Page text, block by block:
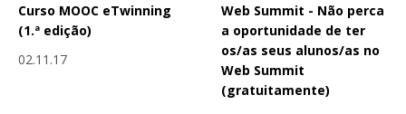
Curso MOOC eTwinning
(1.ª edição)
02.11.17
Web Summit - Não perca
a oportunidade de ter
os/as seus alunos/as no
Web Summit
(gratuitamente)